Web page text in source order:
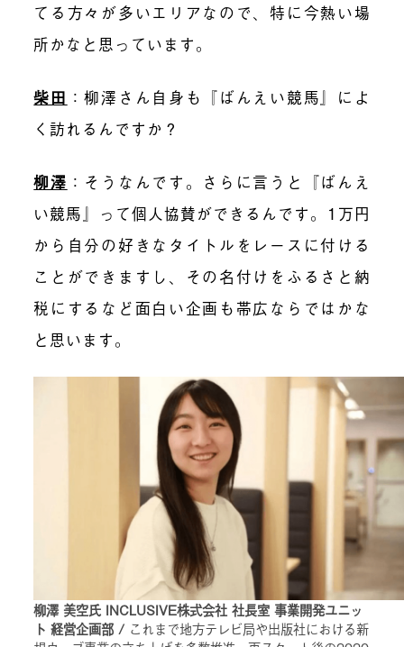
てる方々が多いエリアなので、特に今熱い場
所かなと思っています。
柴田 ：柳澤さん自身も『ばんえい競馬』によ
く訪れるんですか？
柳澤 ：そうなんです。さらに言うと『ばんえ
い競馬』って個人協賛ができるんです。1万円
から自分の好きなタイトルをレースに付ける
ことができますし、その名付けをふるさと納
税にするなど面白い企画も帯広ならではかな
と思います。
柳澤 美空氏 INCLUSIVE株式会社 社長室 事業開発ユニッ
ト 経営企画部 / これまで地方テレビ局や出版社における新